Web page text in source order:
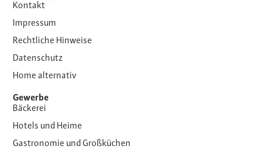
Kontakt
Impressum
Rechtliche Hinweise
Datenschutz
Home alternativ
Gewerbe
Bäckerei
Hotels und Heime
Gastronomie und Großküchen